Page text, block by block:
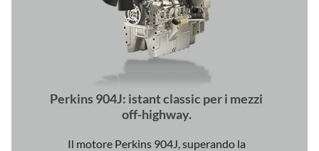
Perkins 904J: istant classic per i mezzi
off-highway.
Il motore Perkins 904J, superando la